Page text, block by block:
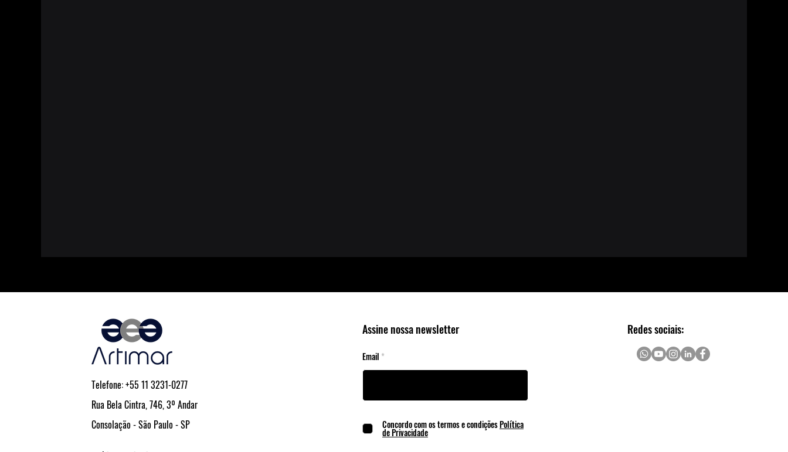
Telefone: +55 11 3231-0277
Rua Bela Cintra, 746, 3º Andar
Consolação - São Paulo - SP
Assine nossa newsletter
Email
Concordo com os termos e condiçõesPolítica
de Privacidade
Redes sociais: